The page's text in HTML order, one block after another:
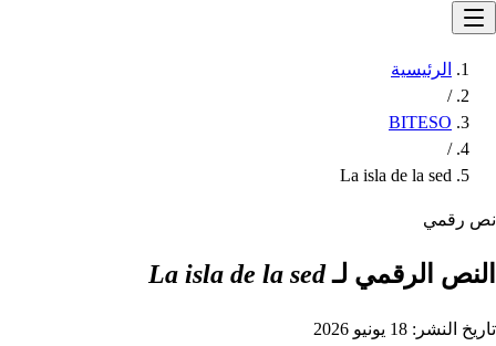
الرئيسية
/
BITESO
/
La isla de la sed
نص رقمي
النص الرقمي لـLa isla de la sed
تاريخ النشر: 18 يونيو 2026